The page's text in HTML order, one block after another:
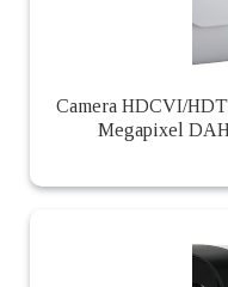
Camera HDCVI/
Megapixel